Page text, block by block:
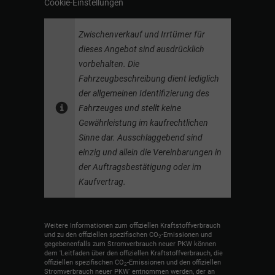
Cookie-Einstellungen
Zwischenverkauf und Irrtümer für
dieses Angebot sind ausdrücklich
vorbehalten. Die
Fahrzeugbeschreibung dient lediglich
der allgemeinen Identifizierung des
Fahrzeuges und stellt keine
Gewährleistung im kaufrechtlichen
Sinne dar. Ausschlaggebend sind
einzig und allein die Vereinbarungen in
der Auftragsbestätigung oder im
Kaufvertrag.
Weitere Informationen zum offiziellen Kraftstoffverbrauch
und zu den offiziellen spezifischen CO2-Emissionen und
gegebenenfalls zum Stromverbrauch neuer PKW können
dem 'Leitfaden über den offiziellen Kraftstoffverbrauch, die
offiziellen spezifischen CO2-Emissionen und den offiziellen
Stromverbrauch neuer PKW' entnommen werden, der an